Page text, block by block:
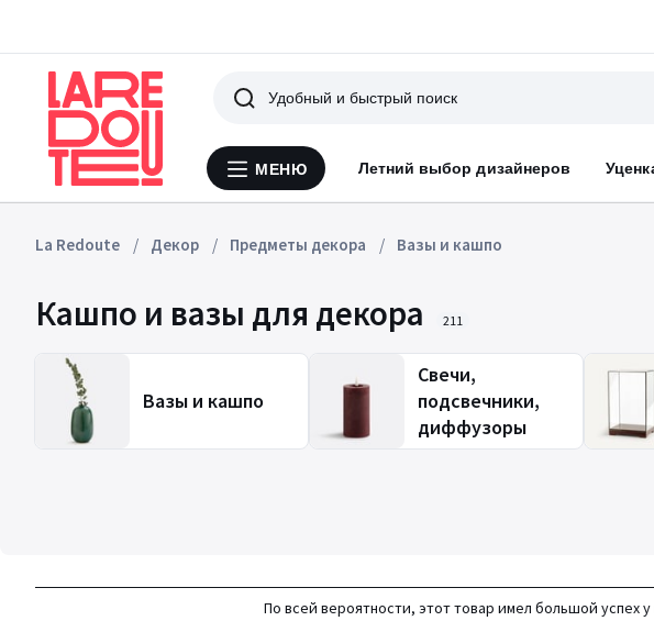
Меню
МЕНЮ Летний выбор дизайнеров
Поиск
La Redoute Декор Предметы декора Вазы и кашпо
Кашпо и вазы для декора 211
Вазы и кашпо
Свечи,
подсвечники,
диффузоры
По всей вероятности, этот товар имел большой успех